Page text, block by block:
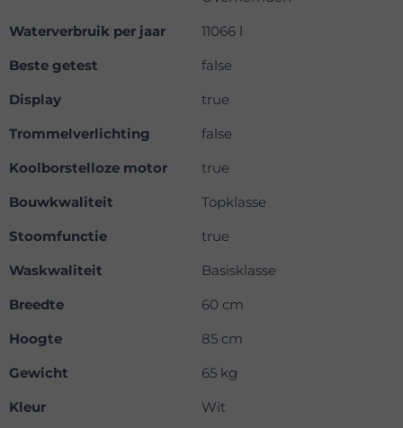
Waterverbruik per jaar
11066 l
Beste getest
false
Display
true
Trommelverlichting
false
Koolborstelloze motor
true
Bouwkwaliteit
Topklasse
Stoomfunctie
true
Waskwaliteit
Basisklasse
Breedte
60 cm
Hoogte
85 cm
Gewicht
65 kg
Kleur
Wit